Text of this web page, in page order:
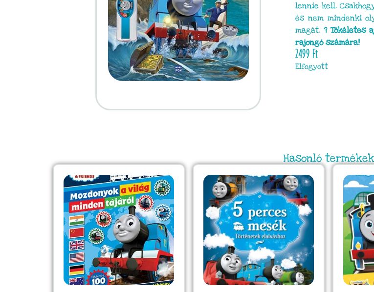
lennie kell.
és nem mindenki
magát.? Tökéletes
rajongó számára!
2499Ft
Elfogyott
Hasonló termékek